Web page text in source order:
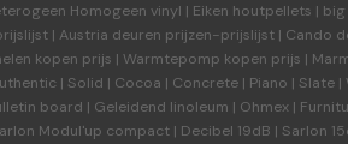
Homogeen vinyl | Eiken houtpellets |
| Austria deuren prijzen-prijslijst | Cando
kopen prijs | Warmtepomp kopen prijs |
| Solid | Cocoa | Concrete | Piano | Slate |
board | Geleidend linoleum | Ohmex |
Modul'up compact| Decibel 19dB | Sarlon